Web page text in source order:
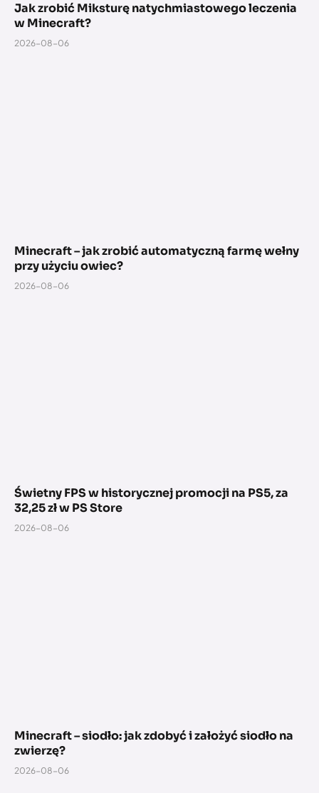
Jak zrobić Miksturę natychmiastowego leczenia
w Minecraft?
2026-08-06
Minecraft – jak zrobić automatyczną farmę wełny
przy użyciu owiec?
2026-08-06
Świetny FPS w historycznej promocji na PS5, za
32,25 zł w PS Store
2026-08-06
Minecraft – siodło: jak zdobyć i założyć siodło na
zwierzę?
2026-08-06